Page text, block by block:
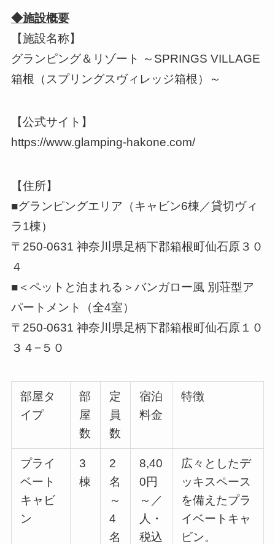
◆施設概要
【施設名称】
グランピング＆リゾート ～SPRINGS VILLAGE
箱根（スプリングスヴィレッジ箱根）～
【公式サイト】
https://www.glamping-hakone.com/
【住所】
■グランピングエリア（キャビン6棟／貸切ヴィ
ラ1棟）
〒250-0631 神奈川県足柄下郡箱根町仙石原３０
４
■＜ペットと泊まれる＞バンガロー風 別荘型ア
パートメント（全4室）
〒250-0631 神奈川県足柄下郡箱根町仙石原１０
３４−５０
部屋タ
イプ
部
屋
数
定
員
数
宿泊
料金
特徴
プライ
ベート
キャビ
ン
3
棟
2
名
～
4
名
8,40
0円
～／
人・
税込
広々としたデ
ッキスペース
を備えたプラ
イベートキャ
ビン。